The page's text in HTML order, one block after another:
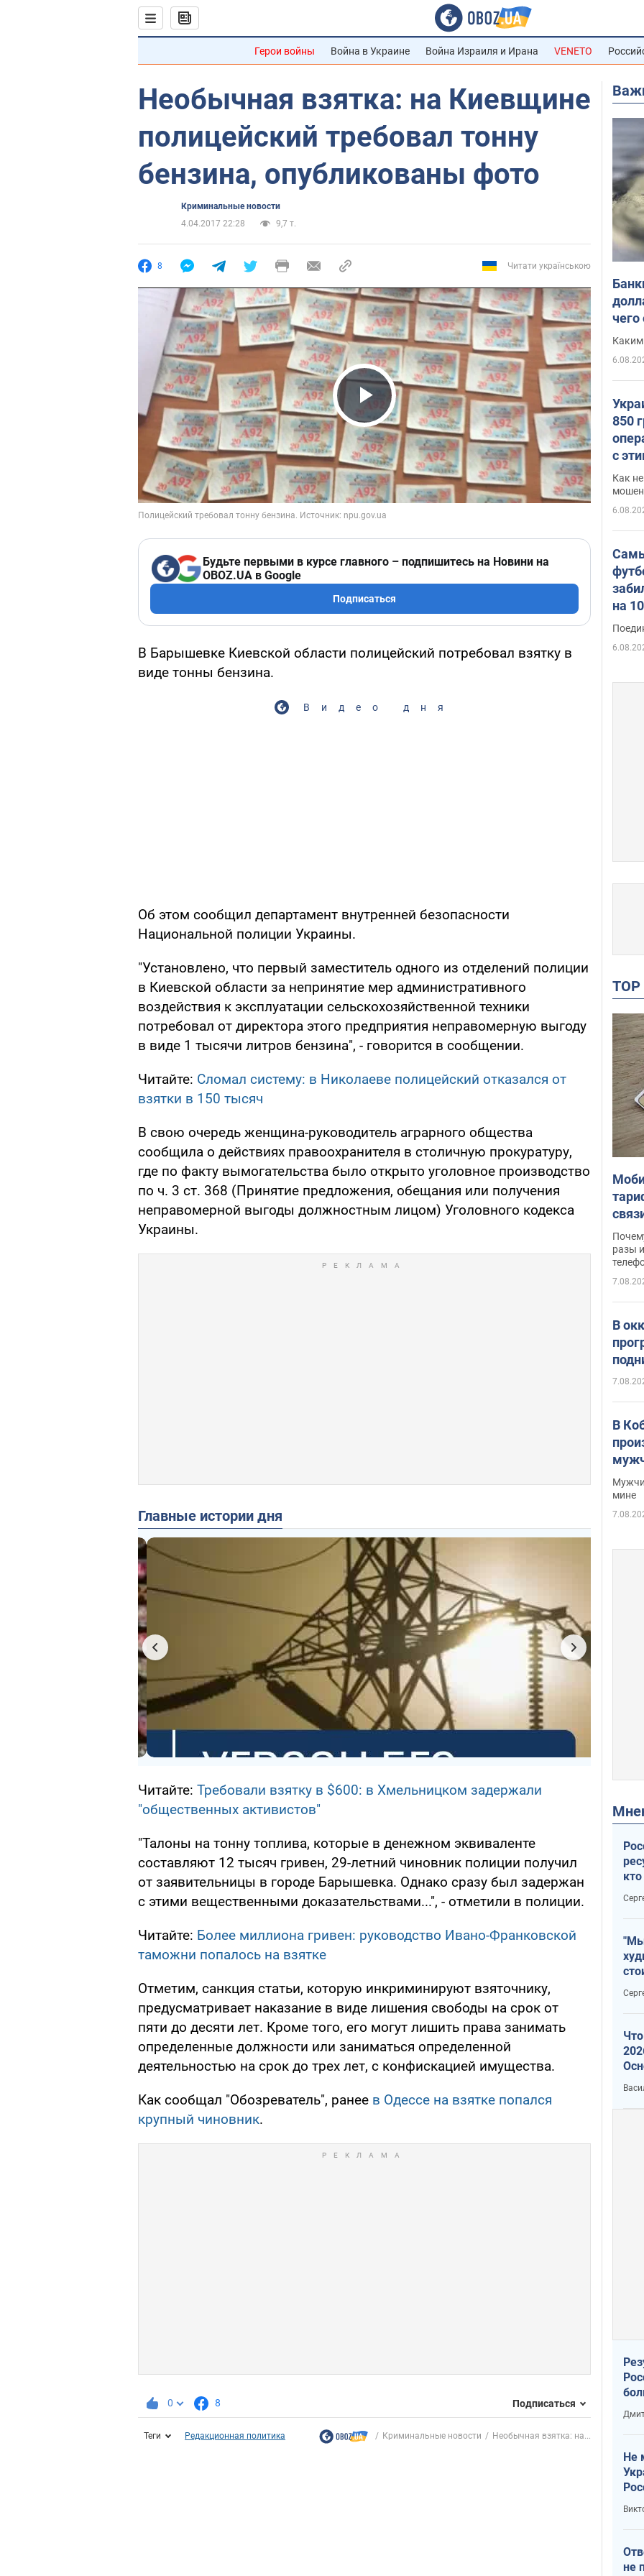
Герои войны Война в Украине Война Израиля и Ирана VENETO
Необычная взятка: на Киевщине
полицейский требовал тонну
бензина, опубликованы фото
Криминальные новости
4.04.2017 22:28
9,7 т.
8 Читати українською
Play Video
Будьте первыми в курсе главного – подпишитесь на Новини на
OBOZ.UA в Google
Подписаться
В Барышевке Киевской области полицейский потребовал взятку в
виде тонны бензина.
Видео дня
Об этом сообщил департамент внутренней безопасности
Национальной полиции Украины.
"Установлено, что первый заместитель одного из отделений полиции
в Киевской области за непринятие мер административного
воздействия к эксплуатации сельскохозяйственной техники
потребовал от директора этого предприятия неправомерную выгоду
в виде 1 тысячи литров бензина", - говорится в сообщении.
Читайте: Сломал систему: в Николаеве полицейский отказался от
взятки в 150 тысяч
В свою очередь женщина-руководитель аграрного общества
сообщила о действиях правоохранителя в столичную прокуратуру,
где по факту вымогательства было открыто уголовное производство
по ч. 3 ст. 368 (Принятие предложения, обещания или получения
неправомерной выгоды должностным лицом) Уголовного кодекса
Украины.
Главные истории дня
Читайте: Требовали взятку в $600: в Хмельницком задержали
"общественных активистов"
"Талоны на тонну топлива, которые в денежном эквиваленте
составляют 12 тысяч гривен, 29-летний чиновник полиции получил
от заявительницы в городе Барышевка. Однако сразу был задержан
с этими вещественными доказательствами...", - отметили в полиции.
Читайте: Более миллиона гривен: руководство Ивано-Франковской
таможни попалось на взятке
Отметим, санкция статьи, которую инкриминируют взяточнику,
предусматривает наказание в виде лишения свободы на срок от
пяти до десяти лет. Кроме того, его могут лишить права занимать
определенные должности или заниматься определенной
деятельностью на срок до трех лет, с конфискацией имущества.
Как сообщал "Обозреватель", ранее в Одессе на взятке попался
крупный чиновник.
0 8 Подписаться
Теги Редакционная политика Криминальные новости Необычная взятка: на...
Каким
850
с
Как
на
разы
В
В
мине
Не
не